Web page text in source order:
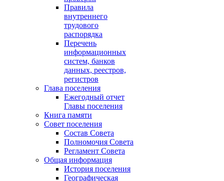
Правила
внутреннего
трудового
распорядка
Перечень
информационных
систем, банков
данных, реестров,
регистров
Глава поселения
Ежегодный отчет
Главы поселения
Книга памяти
Совет поселения
Состав Совета
Полномочия Совета
Регламент Совета
Общая информация
История поселения
Географическая